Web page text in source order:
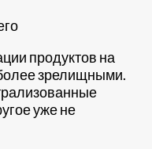
продуктов на
зрелищными.
уже не